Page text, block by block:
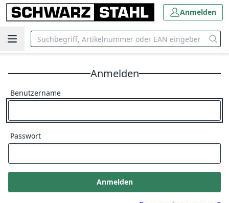
Anmelden
Anmelden
Benutzername
Passwort
Anmelden